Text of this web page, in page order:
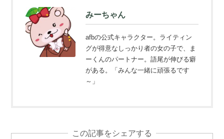
みーちゃん
afbの公式キャラクター。ライティン
グが得意なしっかり者の女の子で、ま
ーくんのパートナー。語尾が伸びる癖
がある。「みんな一緒に頑張るです
～」
この記事をシェアする